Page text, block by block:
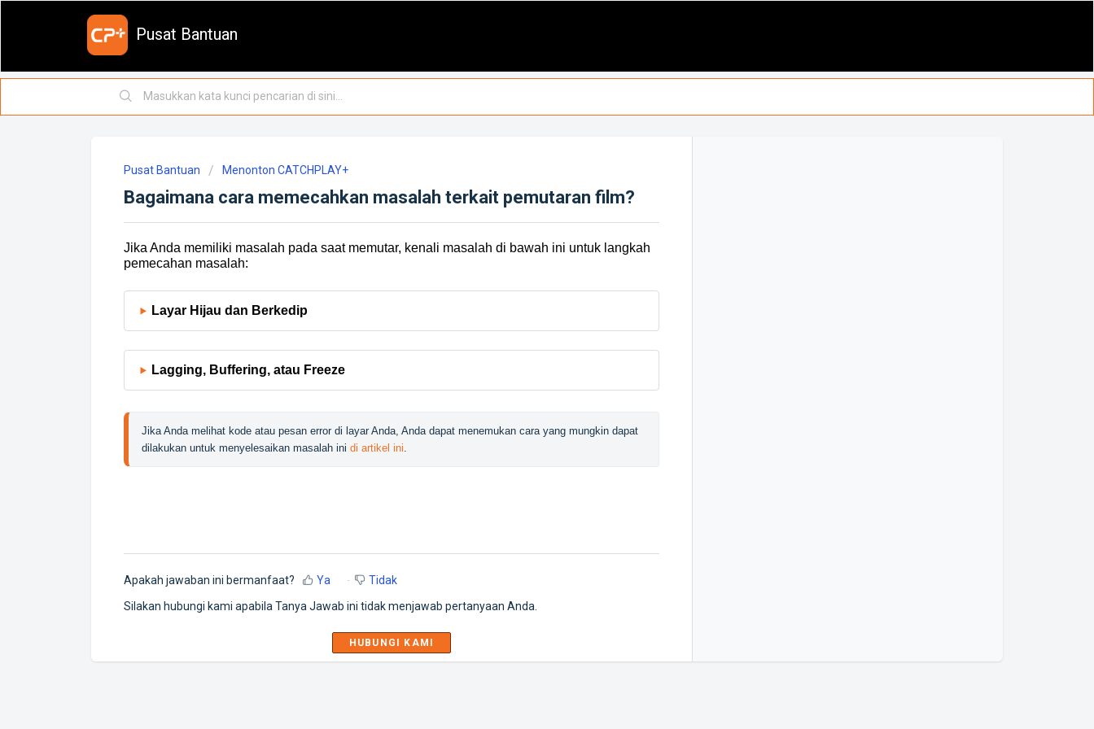
Pusat Bantuan
Pusat Bantuan Menonton CATCHPLAY+
Bagaimana cara memecahkan masalah terkait pemutaran film?
Jika Anda memiliki masalah pada saat memutar, kenali masalah di bawah ini untuk langkah
pemecahan masalah:
Layar Hijau dan Berkedip
Lagging, Buffering, atau Freeze
Jika Anda melihat kode atau pesan error di layar Anda, Anda dapat menemukan cara yang mungkin dapat
dilakukan untuk menyelesaikan masalah ini di artikel ini
Apakah jawaban ini bermanfaat? Ya
Tidak
Silakan hubungi kami apabila Tanya Jawab ini tidak menjawab pertanyaan Anda.